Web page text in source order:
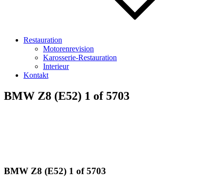
Restauration
Motorenrevision
Karosserie-Restauration
Interieur
Kontakt
BMW Z8 (E52) 1 of 5703
BMW Z8 (E52) 1 of 5703